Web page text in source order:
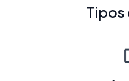
Tipos